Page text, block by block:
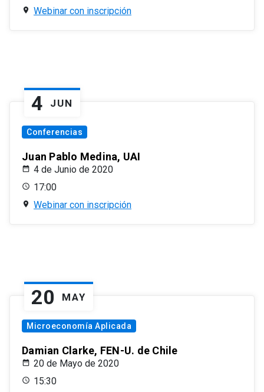
Webinar con inscripción
4 JUN
Conferencias
Juan Pablo Medina, UAI
4 de Junio de 2020
17:00
Webinar con inscripción
20 MAY
Microeconomía Aplicada
Damian Clarke, FEN-U. de Chile
20 de Mayo de 2020
15:30